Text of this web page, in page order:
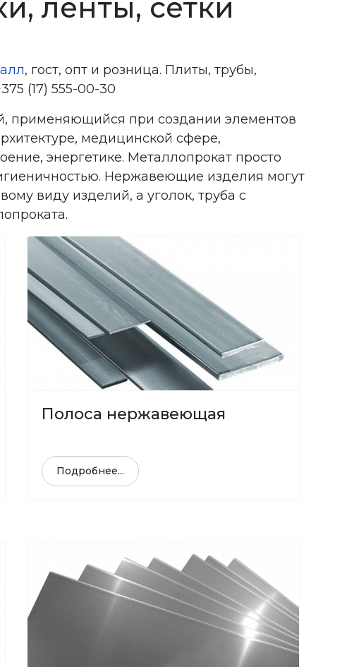
ленты, сетки
, гост, опт и розница. Плиты, трубы,
(17) 555-00-30
применяющийся при создании элементов
медицинской сфере,
энергетике. Металлопрокат просто
Нержавеющие изделия могут
виду изделий, а уголок, труба с
Полоса нержавеющая
Подробнее...